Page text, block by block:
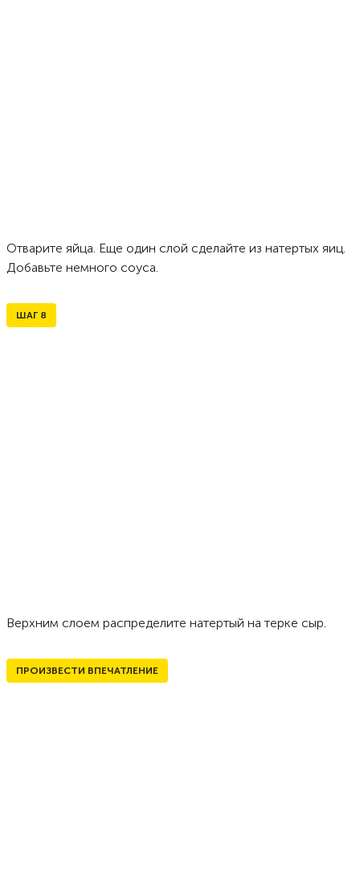
Отварите яйца. Еще один слой сделайте из натертых яиц.
Добавьте немного соуса.
ШАГ 8
Верхним слоем распределите натертый на терке сыр.
ПРОИЗВЕСТИ ВПЕЧАТЛЕНИЕ